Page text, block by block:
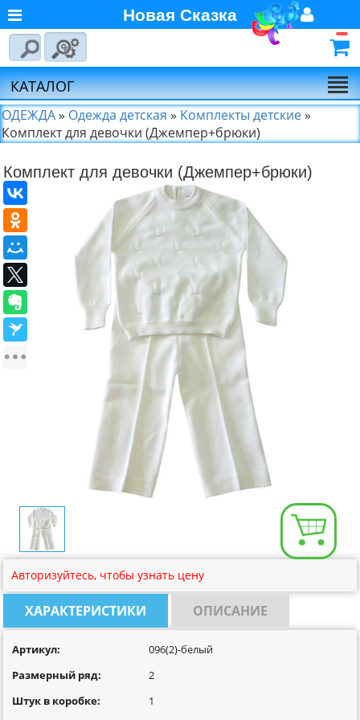
Главная
О компании
Новости
Выбор по брендам
Партнёрам
Калькулятора доставки
Байкал-Сервис
Калькулятора доставки
Первая
Экспедиционная
Компания
Калькулятора доставки
Деловые Линии
Обратная связь
Вопрос-Ответ
Новая Сказка
Регистрация
Авторизуйтесь
КАТАЛОГ
ОДЕЖДА» Одежда детская » Комплекты детские»
Комплект для девочки (Джемпер+брюки)
Комплект для девочки (Джемпер+брюки)
Авторизуйтесь, чтобы узнать цену
ХАРАКТЕРИСТИКИ ОПИСАНИЕ
Артикул:
Размерный ряд:
Штук в коробке:
096(2)-белый
2
1